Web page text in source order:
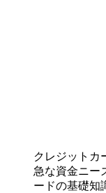
クレジットカ
急な資金ニー
ードの基礎知